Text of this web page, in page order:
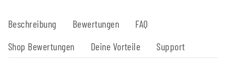
Beschreibung Bewertungen
FAQ
Shop Bewertungen
Deine Vorteile Support